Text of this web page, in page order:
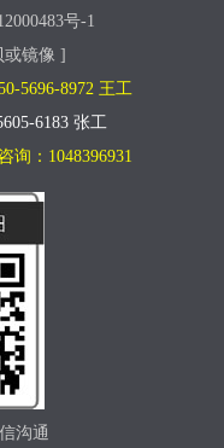
号-1
或镜像 ]
5696-8972 王工
6183 张工
：1048396931
沟通